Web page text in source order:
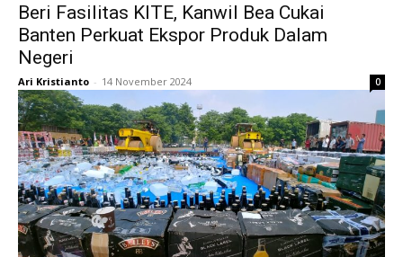
Beri Fasilitas KITE, Kanwil Bea Cukai
Banten Perkuat Ekspor Produk Dalam
Negeri
Ari Kristianto - 14 November 2024 0